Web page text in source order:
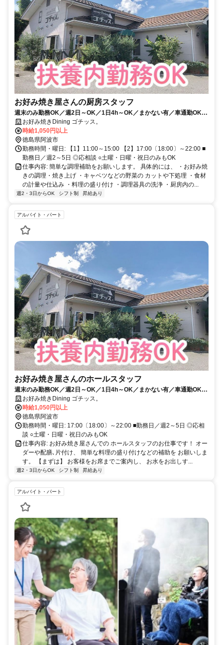
お好み焼き屋さんの厨房スタッフ
週末のみ勤務OK／週2日～OK／1日4h～OK／まかない有／車通勤OK／
無料駐車場有
お好み焼きDining ゴチッス。
時給1,050円以上
徳島県阿波市
勤務時間・曜日: 【1】11:00～15:00 【2】17:00〔18:00〕～22:00 ■
勤務日／週2～5日 ◎応相談 ○土曜・日曜・祝日のみもOK
仕事内容: 簡単な調理補助をお願いします。 具体的には、 ・お好み焼
きの調理・焼き上げ ・キャベツなどの野菜の カットや下処理 ・食材
の計量や仕込み ・料理の盛り付け ・調理器具の洗浄 ・厨房内の...
週2・3日からOK シフト制 昇給あり
アルバイト・パート
お好み焼き屋さんのホールスタッフ
週末のみ勤務OK／週2日～OK／1日4h～OK／まかない有／車通勤OK／
無料駐車場有
お好み焼きDining ゴチッス。
時給1,050円以上
徳島県阿波市
勤務時間・曜日: 17:00〔18:00〕～22:00 ■勤務日／週2～5日 ◎応相
談 ○土曜・日曜・祝日のみもOK
仕事内容: お好み焼き屋さんでの ホールスタッフのお仕事です！ オー
ダーや配膳､片付け、 簡単な料理の盛り付けなどの補助を お願いしま
す。 【まずは】 お客様をお席までご案内し、 お水をお出しす...
週2・3日からOK シフト制 昇給あり
アルバイト・パート